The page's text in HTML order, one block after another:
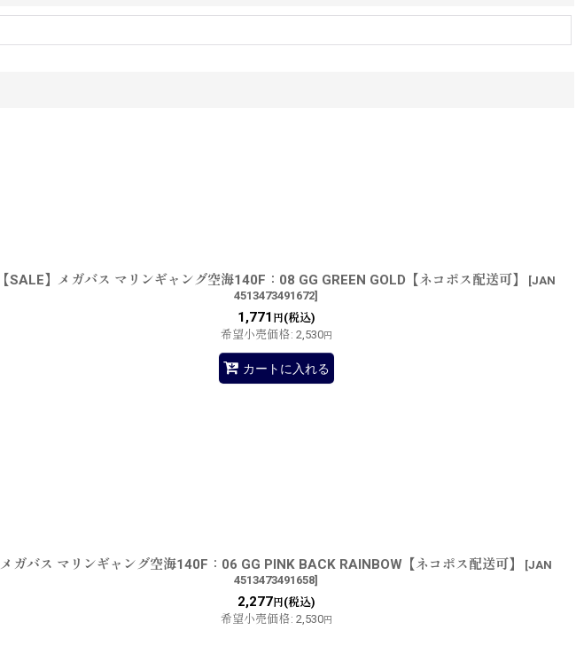
【SALE】メガバス マリンギャング空海140F：08 GG GREEN GOLD【ネコポス配送可】 [JAN
4513473491672]
1,771 円(税込)
希望小売価格: 2,530円
カートに入れる
メガバス マリンギャング空海140F：06 GG PINK BACK RAINBOW【ネコポス配送可】 [JAN
4513473491658]
2,277円(税込)
希望小売価格: 2,530円